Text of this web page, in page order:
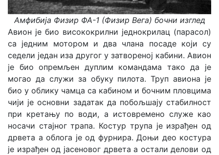
Амфибија Физир ФА-1 (Физир Вега) бочни изглед
Авион је био висококрилни једнокрилац (парасол)
са једним мотором и два члана посаде који су
седели један иза другог у затвореној кабини. Авион
је био опремљен дуплим командама тако да је
могао да служи за обуку пилота. Труп авиона је
био у облику чамца са кабином и бочним пловцима
чији је основни задатак да побољшају стабилност
при кретању по води, а истовремено служе као
носачи стајног трапа. Костур трупа је израђен од
дрвета а облога је од фурнира. Доњи део костура
је израђен од јасеновог дрвета а остали делови од